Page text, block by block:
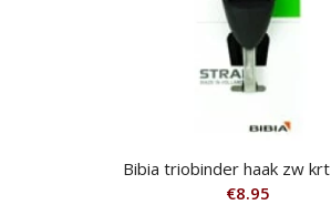
Bibia triobinder haak zw
€8.95